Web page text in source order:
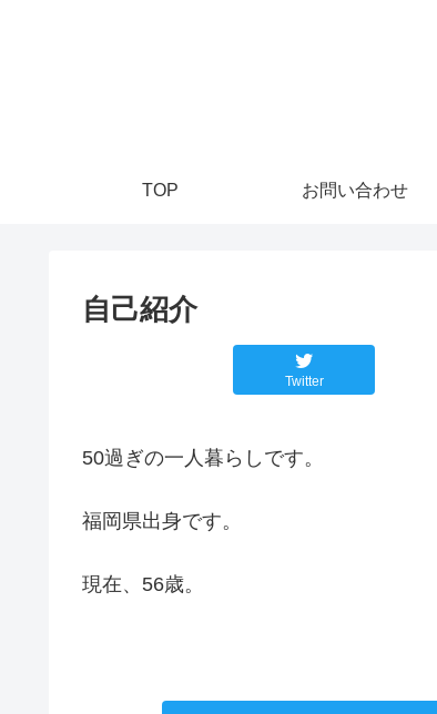
TOP お問い合わせ
自己紹介
Twitter
50過ぎの一人暮らしです。
福岡県出身です。
現在、56歳。